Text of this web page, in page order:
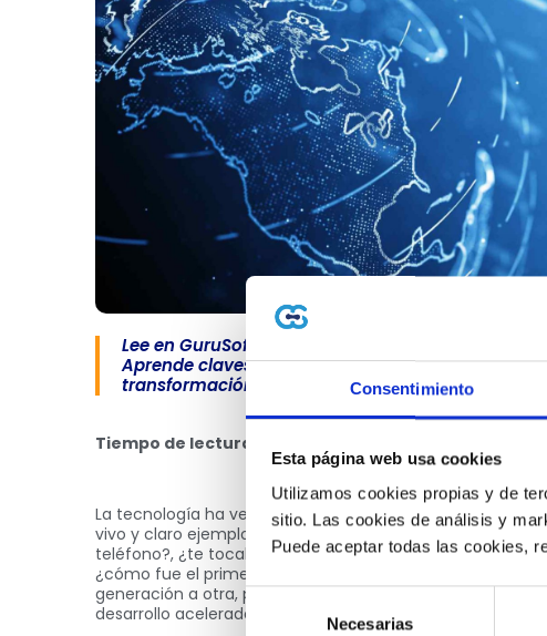
Consentimiento
Esta página web usa cookies
Utilizamos cookies propias y de
sitio. Las cookies de análisis y
Puede aceptar todas las cookies,
Selección
de
Necesarias
Lee en GuruSoft sobre La tecnología cambió el
Aprende claves de facturación electrónica,
transformación…
Tiempo de lectura: 4 minutos
La tecnología ha venido cambiando muchas cosas de
vivo y claro ejemplo es que al hacerse preguntas tales
teléfono?, ¿te tocaba consultar enciclopedias o utilizar
¿cómo fue el primer televisor en casa? Sin duda, estas
generación a otra, pero todas tienen algo en común y es
desarrollo acelerado que la humanidad ha tenido en